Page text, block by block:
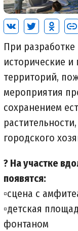
При
исторические
территорий,
мероприятия
сохранением
городского
? На участке
появятся:
▫️сцена с
▫️детская
фонтаном